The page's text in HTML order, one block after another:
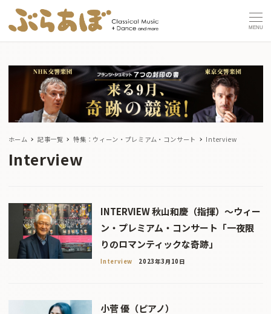
MENU
ホーム 記事一覧 特集：ウィーン・プレミアム・コンサート Interview
Interview
INTERVIEW 秋山和慶（指揮）〜ウィー
ン・プレミアム・コンサート「一夜限
りのロマンティックな奇跡」
Interview 2023年3月10日
小菅 優（ピアノ）